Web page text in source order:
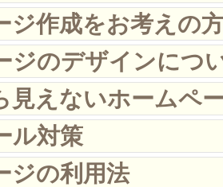
ジ作成をお考えの
ジのデザインにつ
見えないホームペ
ル対策
ジの利用法